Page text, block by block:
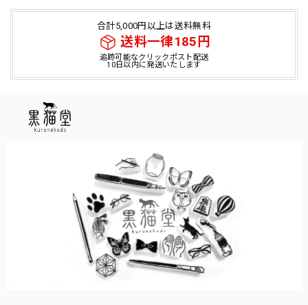
合計5,000円以上は送料無料
送料一律185円
追跡可能なクリックポスト配送
10日以内に発送いたします